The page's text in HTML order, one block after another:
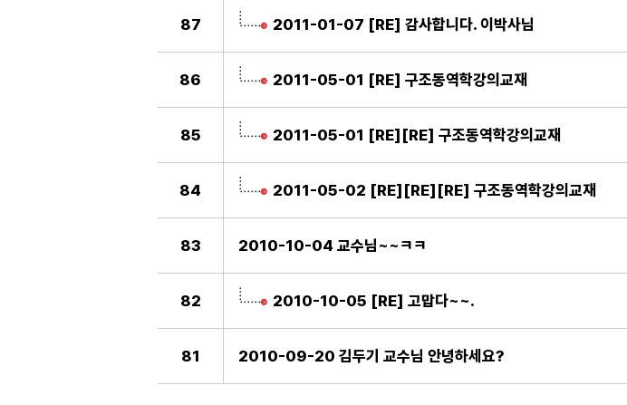
87 2011-01-07 [RE] 감사합니다. 이박사님
86 2011-05-01 [RE] 구조동역학강의교재
85 2011-05-01 [RE][RE] 구조동역학강의교재
84 2011-05-02 [RE][RE][RE] 구조동역학강의교재
83 2010-10-04 교수님~~ㅋㅋ
82 2010-10-05 [RE] 고맙다~~.
81 2010-09-20 김두기 교수님 안녕하세요?